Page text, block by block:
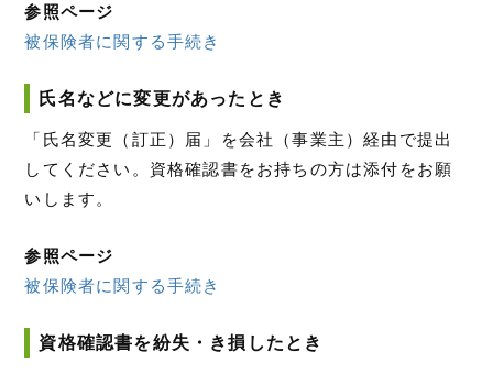
参照ページ
被保険者に関する手続き
氏名などに変更があったとき
「氏名変更（訂正）届」を会社（事業主）経由で提出
してください。資格確認書をお持ちの方は添付をお願
いします。
参照ページ
被保険者に関する手続き
資格確認書を紛失・き損したとき